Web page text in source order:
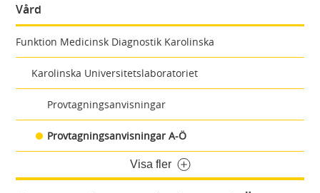
Vård
Funktion Medicinsk Diagnostik Karolinska
Karolinska Universitetslaboratoriet
Provtagningsanvisningar
Provtagningsanvisningar A-Ö
Visa fler